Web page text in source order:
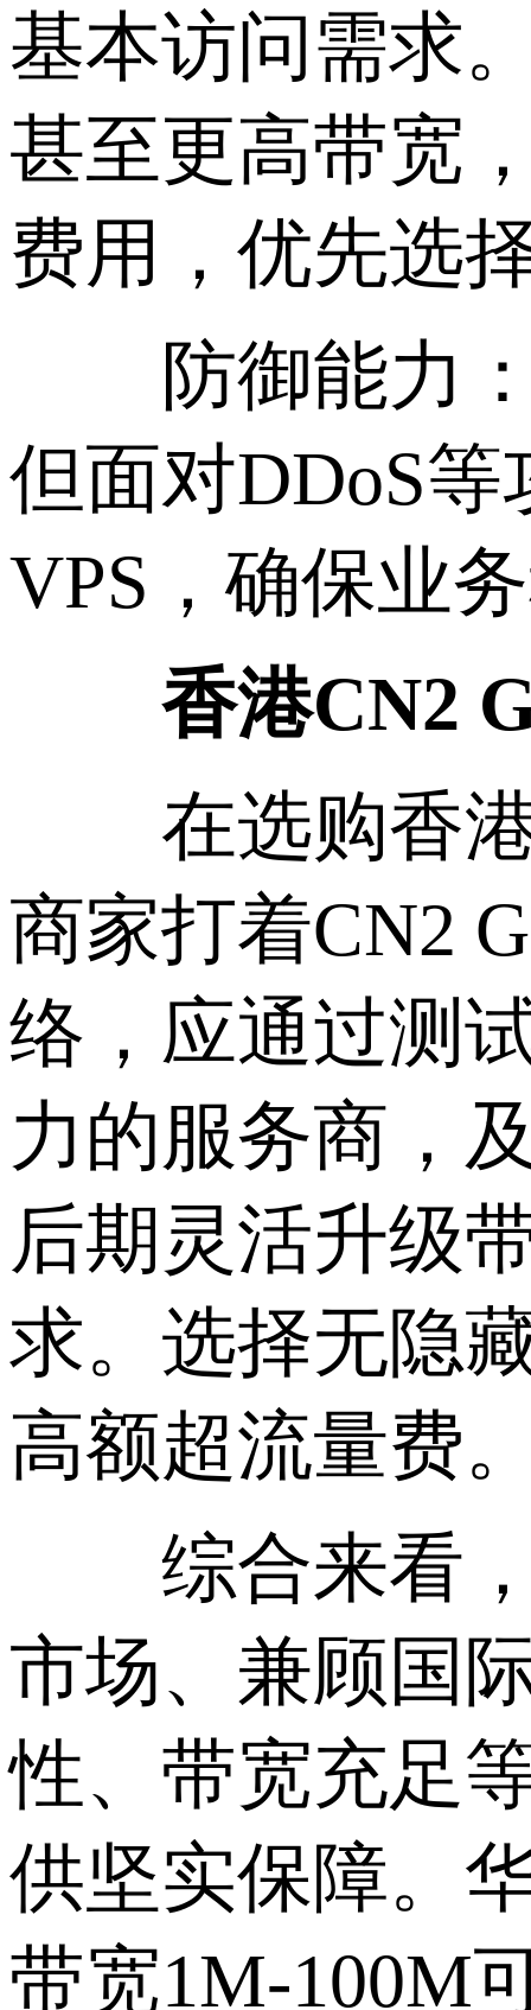
基本访问需求
甚至更高带宽
费用，优先选
防御能力：
但面对DDoS
VPS，确保业
香港CN2
在选购香港
商家打着CN2
络，应通过测
力的服务商，
后期灵活升级
求。选择无隐
高额超流量费
综合来看，
市场、兼顾国
性、带宽充足
供坚实保障。
带宽1M-100M